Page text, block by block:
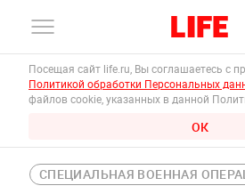
Посещая сайт life.ru, Вы соглашаетесь с
Политикой обработки Персональных
файлов cookie, указанных в данной
ОК
СПЕЦИАЛЬНАЯ ВОЕННАЯ